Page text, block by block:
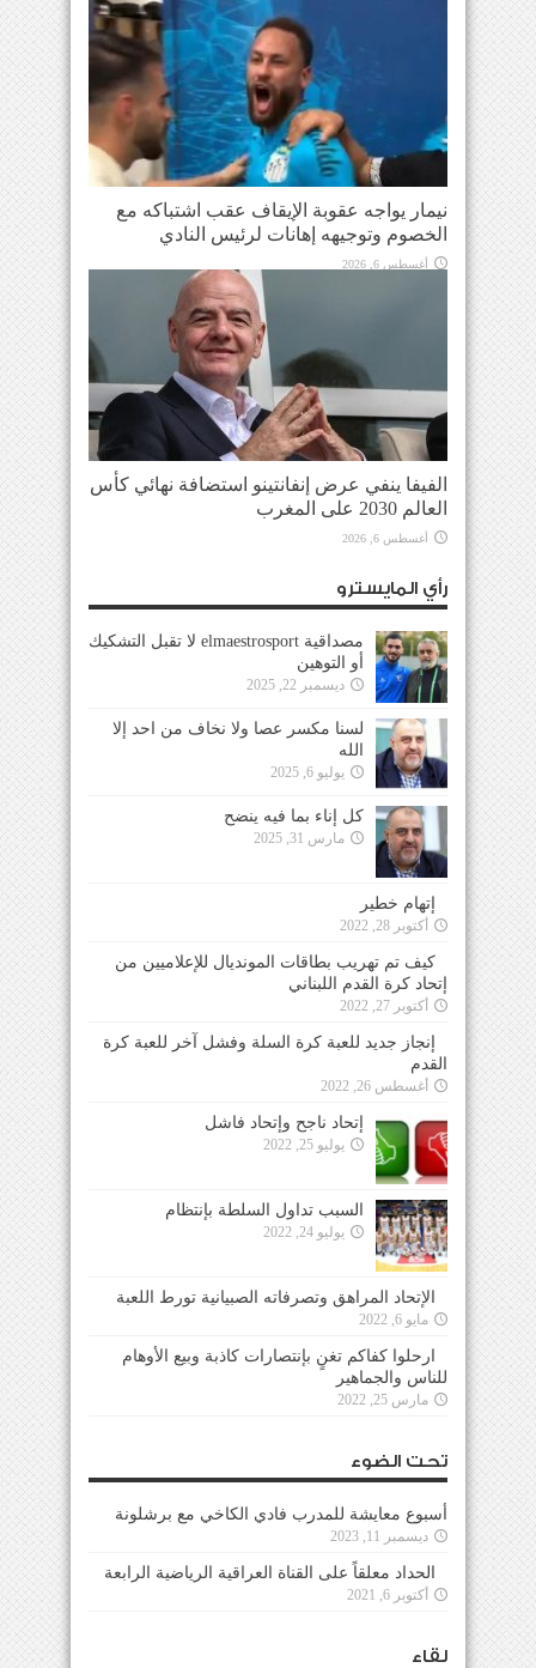
نيمار يواجه عقوبة الإيقاف عقب اشتباكه مع
الخصوم وتوجيهه إهانات لرئيس النادي
أغسطس 6, 2026
الفيفا ينفي عرض إنفانتينو استضافة نهائي كأس
العالم 2030 على المغرب
أغسطس 6, 2026
رأي المايسترو
مصداقية elmaestrosport لا تقبل التشكيك
أو التوهين
ديسمبر 22, 2025
لسنا مكسر عصا ولا نخاف من احد إلا
الله
يوليو 6, 2025
كل إناء بما فيه ينضح
مارس 31, 2025
إتهام خطير
أكتوبر 28, 2022
كيف تم تهريب بطاقات المونديال للإعلاميين من
إتحاد كرة القدم اللبناني
أكتوبر 27, 2022
إنجاز جديد للعبة كرة السلة وفشل آخر للعبة كرة
القدم
أغسطس 26, 2022
إتحاد ناجح وإتحاد فاشل
يوليو 25, 2022
السبب تداول السلطة بإنتظام
يوليو 24, 2022
الإتحاد المراهق وتصرفاته الصبيانية تورط اللعبة
مايو 6, 2022
ارحلوا كفاكم تغنٍ بإنتصارات كاذبة وبيع الأوهام
للناس والجماهير
مارس 25, 2022
تحت الضوء
أسبوع معايشة للمدرب فادي الكاخي مع برشلونة
ديسمبر 11, 2023
الحداد معلقاً على القناة العراقية الرياضية الرابعة
أكتوبر 6, 2021
لقاء